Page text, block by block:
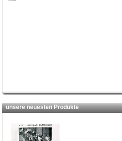
unsere neuesten Produkte